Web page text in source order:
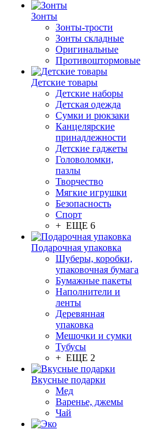
Зонты
Зонты-трости
Зонты складные
Оригинальные
Противоштормовые
Детские товары
Детские наборы
Детская одежда
Сумки и рюкзаки
Канцелярские
принадлежности
Детские гаджеты
Головоломки,
пазлы
Творчество
Мягкие игрушки
Безопасность
Спорт
+ ЕЩЕ 6
Подарочная упаковка
Шуберы, коробки,
упаковочная бумага
Бумажные пакеты
Наполнители и
ленты
Деревянная
упаковка
Мешочки и сумки
Тубусы
+ ЕЩЕ 2
Вкусные подарки
Мед
Варенье, джемы
Чай